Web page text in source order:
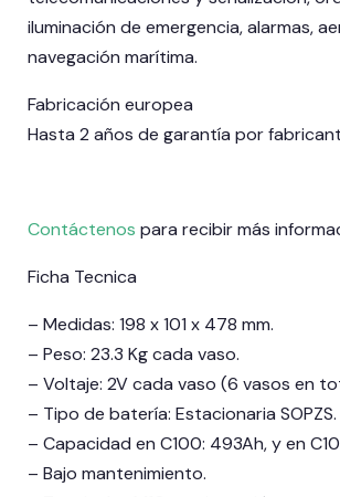
iluminación de emergencia, alarmas,
navegación marítima.
Fabricación europea
Hasta 2 años de garantía por
Contáctenos para recibir más
Ficha Tecnica
– Medidas: 198 x 101 x 478 mm.
– Peso: 23.3 Kg cada vaso.
– Voltaje: 2V cada vaso (6 vasos en
– Tipo de batería: Estacionaria SOPZS.
– Capacidad en C100: 493Ah, y en
– Bajo mantenimiento.